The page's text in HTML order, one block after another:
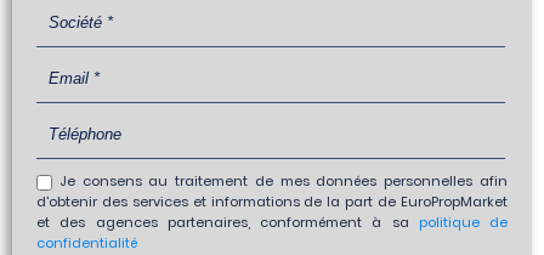
Je consens au traitement de mes données personnelles afin
d'obtenir des services et informations de la part de EuroPropMarket
et des agences partenaires, conformément à sa politique de
confidentialité